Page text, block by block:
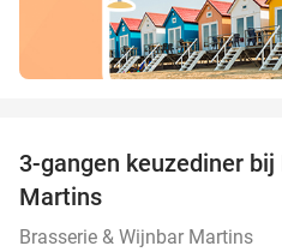
3-gangen keuzediner
Martins
Brasserie & Wijnbar Martins